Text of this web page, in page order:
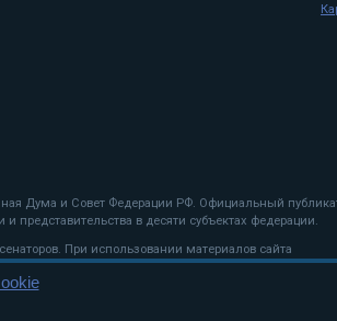
Дума и Совет Федерации РФ. Официальный
представительства в десяти субъектах федерации.
При использовании материалов сайта